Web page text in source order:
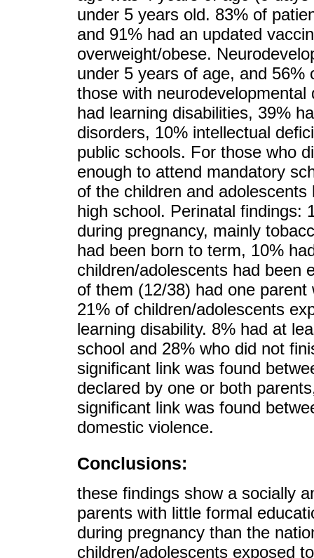
under 5 years old. 83% of
and 91% had an updated
overweight/obese.
under 5 years of age, and
those with
had learning disabilities, 39%
disorders, 10% intellectual
public schools. For those who
enough to attend mandatory
of the children and
high school. Perinatal findings:
during pregnancy, mainly
had been born to term, 10%
children/adolescents had been
of them (12/38) had one
21% of children/adolescents
learning disability. 8% had at
school and 28% who did not
significant link was found
declared by one or both
significant link was found
domestic violence.
Conclusions:
these findings show a socially
parents with little formal
during pregnancy than the
children/adolescents exposed